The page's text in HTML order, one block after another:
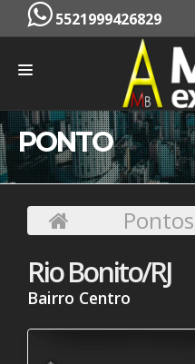
5521999426829
INÍCIO
EMPRESA
PONTOS
CONTATO
PONTO
Pontos
Rio Bonito/RJ
Bairro Centro